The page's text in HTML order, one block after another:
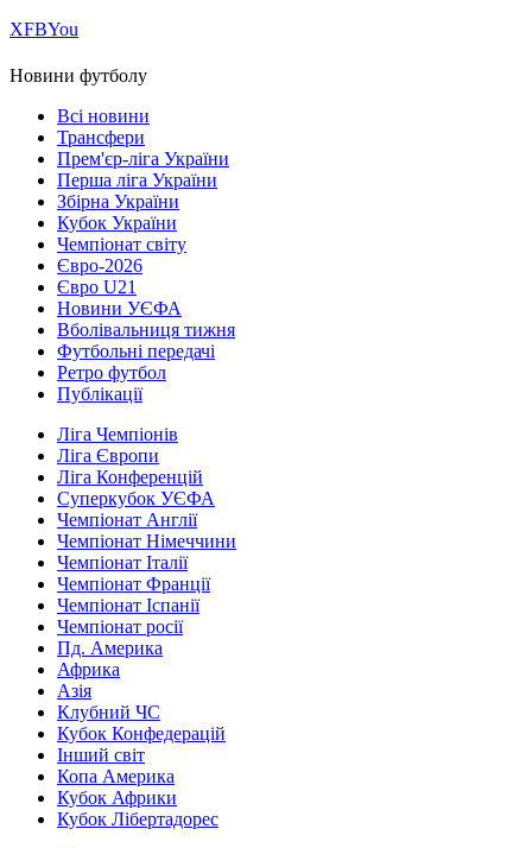
ХFBYou
Новини футболу
Всі новини
Трансфери
Прем'єр-ліга України
Перша ліга України
Збірна України
Кубок України
Чемпіонат світу
Євро-2026
Євро U21
Новини УЄФА
Вболівальниця тижня
Футбольні передачі
Ретро футбол
Публікації
Ліга Чемпіонів
Ліга Європи
Ліга Конференцій
Суперкубок УЄФА
Чемпіонат Англії
Чемпіонат Німеччини
Чемпіонат Італії
Чемпіонат Франції
Чемпіонат Іспанії
Чемпіонат росії
Пд. Америка
Африка
Азія
Клубний ЧС
Кубок Конфедерацій
Інший світ
Копа Америка
Кубок Африки
Кубок Лібертадорес